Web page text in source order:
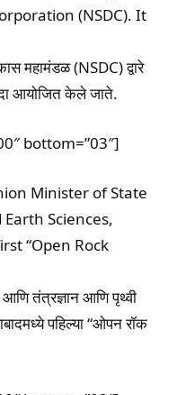
(NSDC). It
महामंडळ (NSDC) द्वारे
आयोजित केले जाते.
bottom=”03″]
Minister of State
Sciences,
“Open Rock
आणि तंत्रज्ञान आणि पृथ्वी
पहिल्या “ओपन रॉक